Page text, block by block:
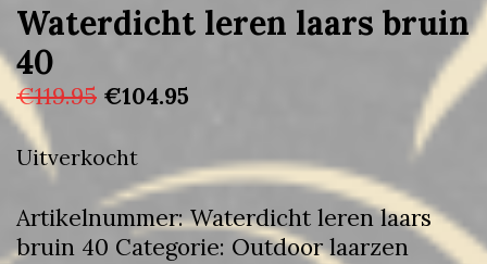
Waterdicht leren laars bruin
40
€119.95 Oorspronkelijke
was:
€119.95.
€104.95
€104.95.
Uitverkocht
Artikelnummer:Waterdicht leren laars
bruin 40 Categorie: Outdoor laarzen